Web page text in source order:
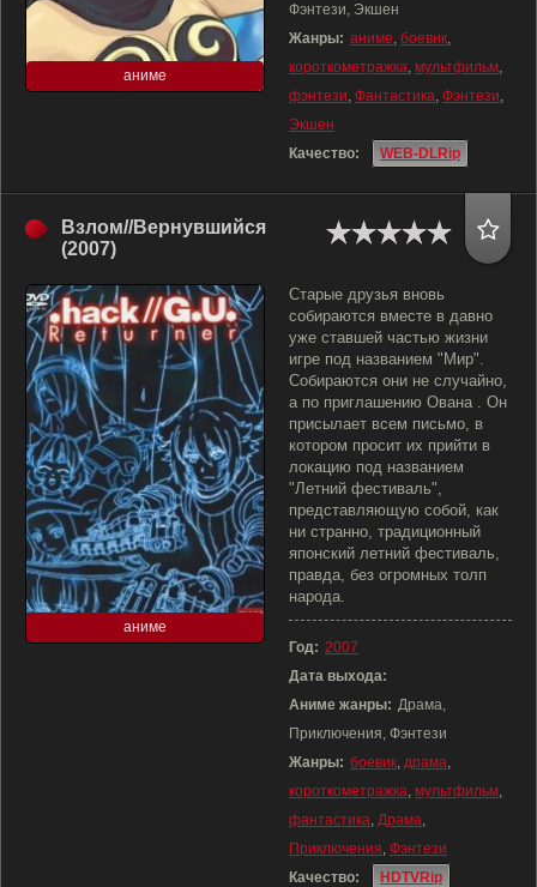
аниме
Фэнтези, Экшен
Жанры: аниме, боевик,
короткометражка, мультфильм,
фэнтези, Фантастика, Фэнтези,
Экшен
Качество:
WEB-DLRip
Взлом//Вернувшийся
(2007)
аниме
Старые друзья вновь
собираются вместе в давно
уже ставшей частью жизни
игре под названием "Мир".
Собираются они не случайно,
а по приглашению Ована . Он
присылает всем письмо, в
котором просит их прийти в
локацию под названием
"Летний фестиваль",
представляющую собой, как
ни странно, традиционный
японский летний фестиваль,
правда, без огромных толп
народа.
Год: 2007
Дата выхода:
Аниме жанры: Драма,
Приключения, Фэнтези
Жанры: боевик, драма,
короткометражка, мультфильм,
фантастика, Драма,
Приключения, Фэнтези
Качество:
HDTVRip